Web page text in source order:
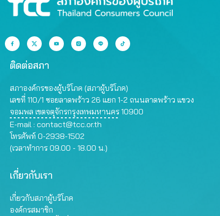
ติดต่อสภา
สภาองค์กรของผู้บริโภค (สภาผู้บริโภค)
เลขที่ 110/1 ซอยลาดพร้าว 26 แยก 1-2 ถนนลาดพร้าว แขวง
จอมพล เขตจตุจักรกรุงเทพมหานคร 10900
E-mail : contact@tcc.or.th
โทรศัพท์ 0-2938-1502
(เวลาทำการ 09.00 - 18.00 น.)
เกี่ยวกับเรา
เกี่ยวกับสภาผู้บริโภค
องค์กรสมาชิก